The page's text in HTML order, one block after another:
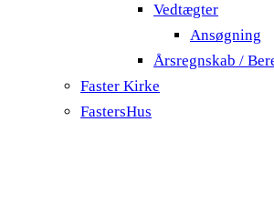
Vedtægter
Ansøgning
Årsregnskab /
Faster Kirke
FastersHus